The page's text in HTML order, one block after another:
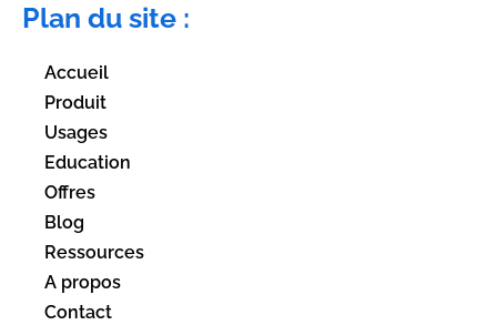
Plan du site :
Accueil
Produit
Usages
Education
Offres
Blog
Ressources
A propos
Contact